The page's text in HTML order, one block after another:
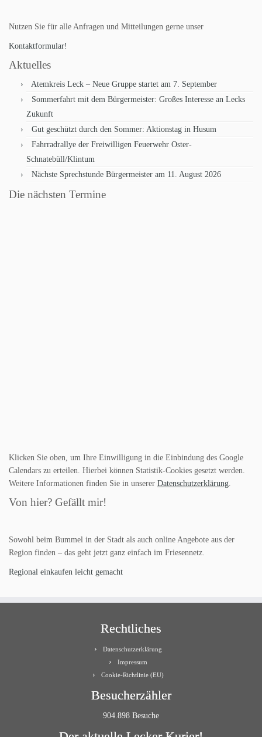
Nutzen Sie für alle Anfragen und Mitteilungen gerne unser
Kontaktformular!
Aktuelles
Atemkreis Leck – Neue Gruppe startet am 7. September
Sommerfahrt mit dem Bürgermeister: Großes Interesse an Lecks
Zukunft
Gut geschützt durch den Sommer: Aktionstag in Husum
Fahrradrallye der Freiwilligen Feuerwehr Oster-
Schnatebüll/Klintum
Nächste Sprechstunde Bürgermeister am 11. August 2026
Die nächsten Termine
Klicken Sie oben, um Ihre Einwilligung in die Einbindung des Google
Calendars zu erteilen. Hierbei können Statistik-Cookies gesetzt werden.
Weitere Informationen finden Sie in unserer Datenschutzerklärung.
Von hier? Gefällt mir!
Sowohl beim Bummel in der Stadt als auch online Angebote aus der
Region finden – das geht jetzt ganz einfach im Friesennetz.
Regional einkaufen leicht gemacht
Rechtliches
Datenschutzerklärung
Impressum
Cookie-Richtlinie (EU)
Besucherzähler
904.898 Besuche